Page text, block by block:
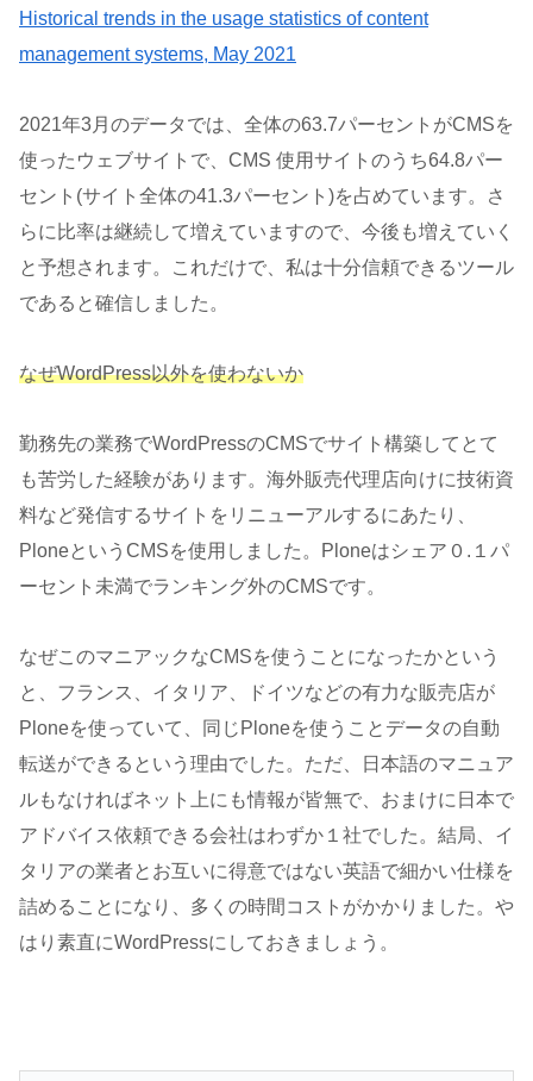
Historical trends in the usage statistics of content
management systems, May 2021
2021年3月のデータでは、全体の63.7パーセントがCMSを
使ったウェブサイトで、CMS 使用サイトのうち64.8パー
セント(サイト全体の41.3パーセント)を占めています。さ
らに比率は継続して増えていますので、今後も増えていく
と予想されます。これだけで、私は十分信頼できるツール
であると確信しました。
なぜWordPress以外を使わないか
勤務先の業務でWordPressのCMSでサイト構築してとて
も苦労した経験があります。海外販売代理店向けに技術資
料など発信するサイトをリニューアルするにあたり、
PloneというCMSを使用しました。Ploneはシェア０.１パ
ーセント未満でランキング外のCMSです。
なぜこのマニアックなCMSを使うことになったかという
と、フランス、イタリア、ドイツなどの有力な販売店が
Ploneを使っていて、同じPloneを使うことデータの自動
転送ができるという理由でした。ただ、日本語のマニュア
ルもなければネット上にも情報が皆無で、おまけに日本で
アドバイス依頼できる会社はわずか１社でした。結局、イ
タリアの業者とお互いに得意ではない英語で細かい仕様を
詰めることになり、多くの時間コストがかかりました。や
はり素直にWordPressにしておきましょう。